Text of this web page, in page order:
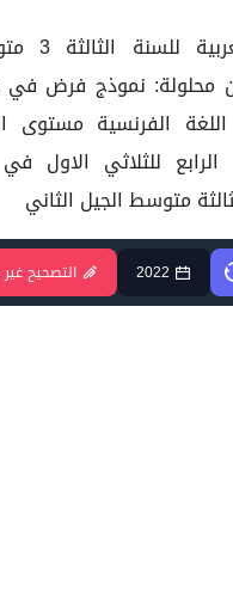
مادة
محلولة: نموذج فرض
اللغة الفرنسية مستوى
للثلاثي الاول
متوسط الجيل الثاني
2022 التصحيح